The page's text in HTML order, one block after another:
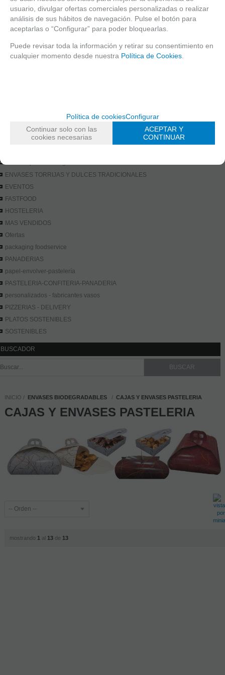
DARK KITCHEN
DESAYUNOS delivery
**DOMICILIO** CAJAS-BOLSAS
envases comedores escolares
envases kraft
envases para hamburgueseria
envases para panaderías
envases para pastelerias
envases para vending
ENVASES TORRIJAS Y DULCES TRADICIONALES
EVENTOS
FASTFOOD
HOSTELERIA
MAS VENDIDOS
Ofertas
packaging foodservice
PANADERIAS
papel-envolver-pastelería
PASTELERIA-CONFITERIA-PANADERIA
personalizados - fabricantes vasos
PIZZERIAS - DELIVERY
PLATOS SOSTENIBLES
SOSTENIBLES
BUSCADOR
INICIO ENVASES BIODEGRADABLES CAJAS Y ENVASES PASTELERIA
CAJAS Y ENVASES PASTELERIA
mostrando 1 al 13de 13
usuario, divulgar ofertas comerciales personalizadas o realizar
análisis de sus hábitos de navegación. Pulse el botón para
aceptarlas o “Configurar” para poder bloquearlas.
Puede revisar toda la información y retirar su consentimiento en
cualquier momento desde nuestra Política de Cookies
Política de cookiesConfigurar
Continuar solo con las
cookies necesarias
ACEPTAR Y
CONTINUAR